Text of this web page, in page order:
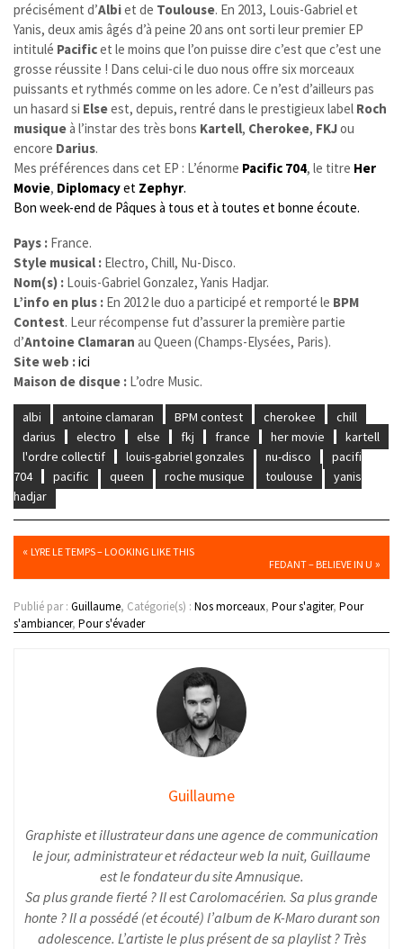
précisément d’Albiet de Toulouse. En 2013, Louis-Gabriel et
Yanis, deux amis âgés d’à peine 20 ans ont sorti leur premier EP
intitulé Pacificet le moins que l’on puisse dire c’est que c’est une
grosse réussite ! Dans celui-ci le duo nous offre six morceaux
puissants et rythmés comme on les adore. Ce n’est d’ailleurs pas
un hasard si Elseest, depuis, rentré dans le prestigieux label Roch
musiqueà l’instar des très bons Kartell, Cherokee, FKJou
encore Darius.
Mes préférences dans cet EP : L’énorme Pacific 704, le titre Her
Movie, Diplomacyet Zephyr.
Bon week-end de Pâques à tous et à toutes et bonne écoute.
Pays : France.
Style musical : Electro, Chill, Nu-Disco.
Nom(s) : Louis-Gabriel Gonzalez, Yanis Hadjar.
L’info en plus : En 2012 le duo a participé et remporté le BPM
Contest. Leur récompense fut d’assurer la première partie
d’Antoine Clamaran au Queen (Champs-Elysées, Paris).
Site web :ici
Maison de disque : L’odre Music.
albi antoine clamaran BPM contest cherokee
chill
darius
electro else fkj france her movie
kartell
l'ordre collectif
louis-gabriel gonzales nu-disco
pacifi
704
pacific queen roche musique toulouse
yanis
hadjar
« LYRE LE TEMPS – LOOKING LIKE THIS
FEDANT – BELIEVE IN U »
Publié par : Guillaume, Catégorie(s) : Nos morceaux, Pour s'agiter, Pour
s'ambiancer, Pour s'évader
Guillaume
Graphiste et illustrateur dans une agence de communication
le jour, administrateur et rédacteur web la nuit, Guillaume
est le fondateur du site Amnusique.
Sa plus grande fierté ? Il est Carolomacérien. Sa plus grande
honte ? Il a possédé (et écouté) l’album de K-Maro durant son
adolescence. L’artiste le plus présent de sa playlist ? Très